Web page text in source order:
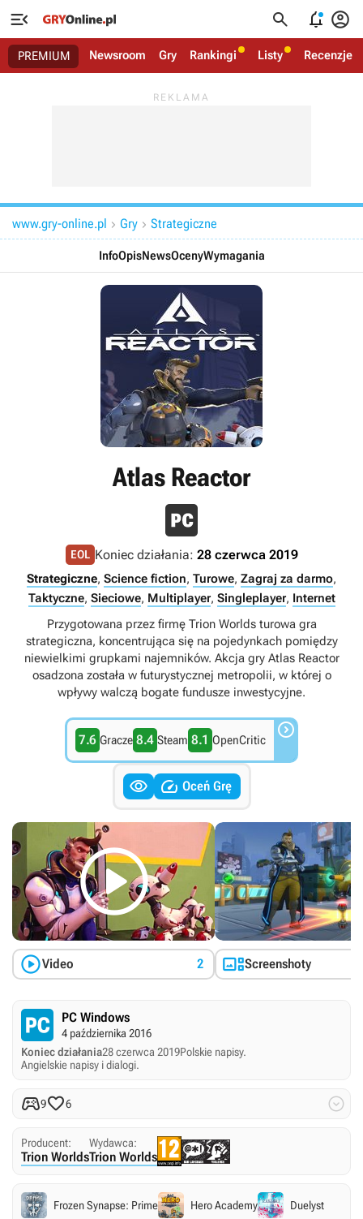
   
PREMIUM Newsroom Gry Rankingi Listy Recenzje
www.gry-online.pl  Gry  Strategiczne
InfoOpisNewsOcenyWymagania
Atlas Reactor
EOL Koniec działania: 28 czerwca 2019
Strategiczne, Science fiction, Turowe, Zagraj za darmo,
Taktyczne, Sieciowe, Multiplayer, Singleplayer, Internet
Przygotowana przez firmę Trion Worlds turowa gra
strategiczna, koncentrująca się na pojedynkach pomiędzy
niewielkimi grupkami najemników. Akcja gry Atlas Reactor
osadzona została w futurystycznej metropolii, w której o
wpływy walczą bogate fundusze inwestycyjne.
7.6 Gracze 8.4 Steam 8.1 OpenCritic 
  Oceń Grę

Video 2 Screenshoty
PC Windows
4 października 2016
Koniec działania28 czerwca 2019Polskie napisy.
Angielskie napisy i dialogi.
96 
Producent:
Trion Worlds
Wydawca:
Trion Worlds
Frozen Synapse: Prime Hero Academy Duelyst